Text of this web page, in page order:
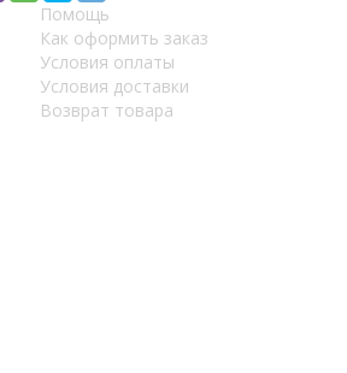
Помощь
Как оформить заказ
Условия оплаты
Условия доставки
Возврат товара